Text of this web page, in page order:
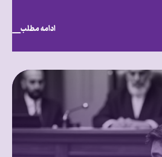
ادامه مطلب